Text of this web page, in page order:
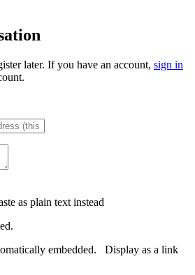
later. If you have an account, sign in
as plain text instead
embedded. Display as a link